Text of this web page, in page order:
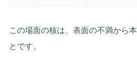
この場面の核は、表面の不満から
とです。